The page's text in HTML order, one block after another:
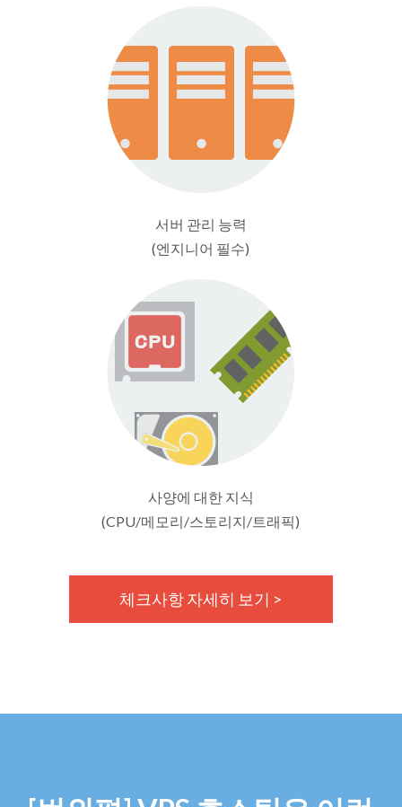
서버 관리 능력
(엔지니어 필수)
사양에 대한 지식
(CPU/메모리/스토리지/트래픽)
체크사항 자세히 보기 >